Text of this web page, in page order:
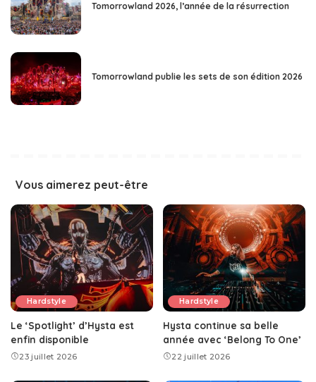
Tomorrowland 2026, l’année de la résurrection
Tomorrowland publie les sets de son édition 2026
Vous aimerez peut-être
Hardstyle
Le ‘Spotlight’ d’Hysta est
enfin disponible
23 juillet 2026
Hardstyle
Hysta continue sa belle
année avec ‘Belong To One’
22 juillet 2026